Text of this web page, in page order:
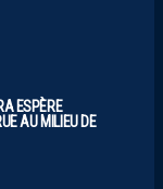
ESPÈRE
AU MILIEU DE